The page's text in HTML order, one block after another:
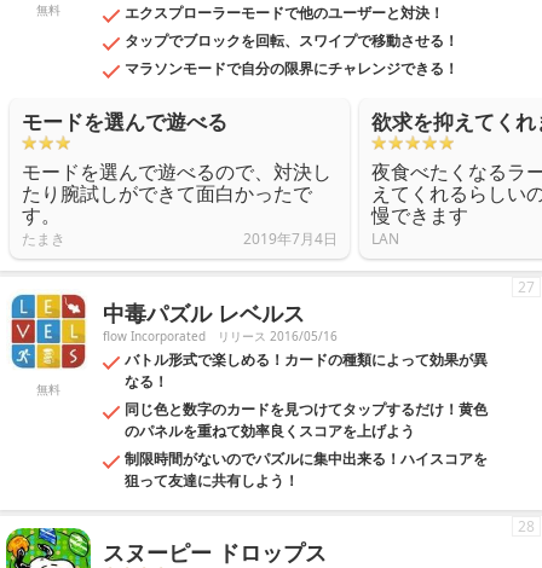
無料
エクスプローラーモードで他のユーザーと対決！
タップでブロックを回転、スワイプで移動させる！
マラソンモードで自分の限界にチャレンジできる！
モードを選んで遊べる
モードを選んで遊べるので、対決し
たり腕試しができて面白かったで
す。
たまき 2019年7月4日
欲求を抑えてくれ
夜食べたくなるラ
えてくれるらしい
慢できます
LAN
無料
中毒パズル レベルス
flow Incorporated リリース 2016/05/16
バトル形式で楽しめる！カードの種類によって効果が異
なる！
同じ色と数字のカードを見つけてタップするだけ！黄色
のパネルを重ねて効率良くスコアを上げよう
制限時間がないのでパズルに集中出来る！ハイスコアを
狙って友達に共有しよう！
27
スヌーピー ドロップス
28